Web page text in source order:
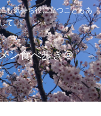
も気持ち役に立つこともあ
て。
ン食べ歩き＠